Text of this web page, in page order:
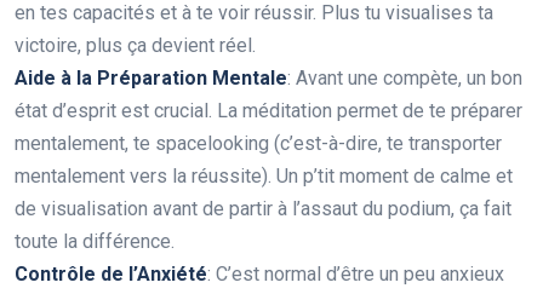
en tes capacités et à te voir réussir. Plus tu visualises ta
victoire, plus ça devient réel.
Aide à la Préparation Mentale: Avant une compète, un bon
état d’esprit est crucial. La méditation permet de te préparer
mentalement, te spacelooking (c’est-à-dire, te transporter
mentalement vers la réussite). Un p’tit moment de calme et
de visualisation avant de partir à l’assaut du podium, ça fait
toute la différence.
Contrôle de l’Anxiété: C’est normal d’être un peu anxieux